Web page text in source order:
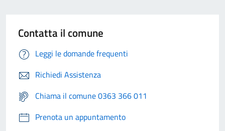
Contatta il comune
Leggi le domande frequenti
Richiedi Assistenza
Chiama il comune 0363 366 011
Prenota un appuntamento